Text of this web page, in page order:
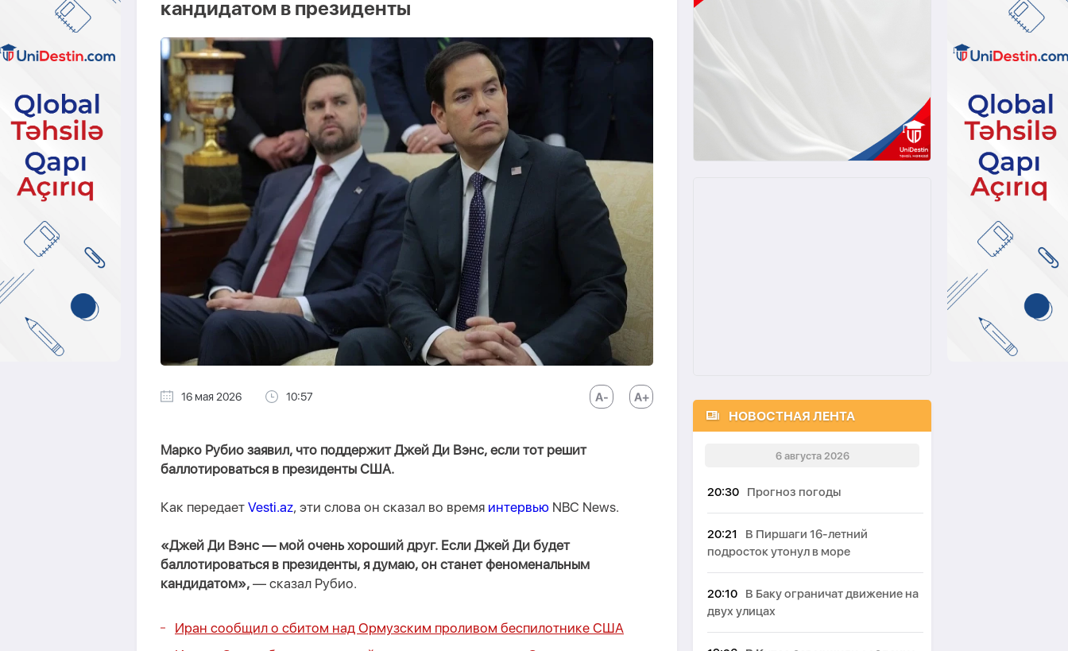
кандидатом в президенты
16 мая 2026 10:57
Марко Рубио заявил, что поддержит Джей Ди Вэнс, если тот решит
баллотироваться в президенты США.
Как передает Vesti.az, эти слова он сказал во время интервью NBC News.
«Джей Ди Вэнс — мой очень хороший друг. Если Джей Ди будет
баллотироваться в президенты, я думаю, он станет феноменальным
кандидатом», — сказал Рубио.
Иран сообщил о сбитом над Ормузским проливом беспилотнике США
НОВОСТНАЯ ЛЕНТА
6 августа 2026
20:30 Прогноз погоды
20:21
В Пиршаги 16-летний
подросток утонул в море
20:10
В Баку ограничат движение на
двух улицах